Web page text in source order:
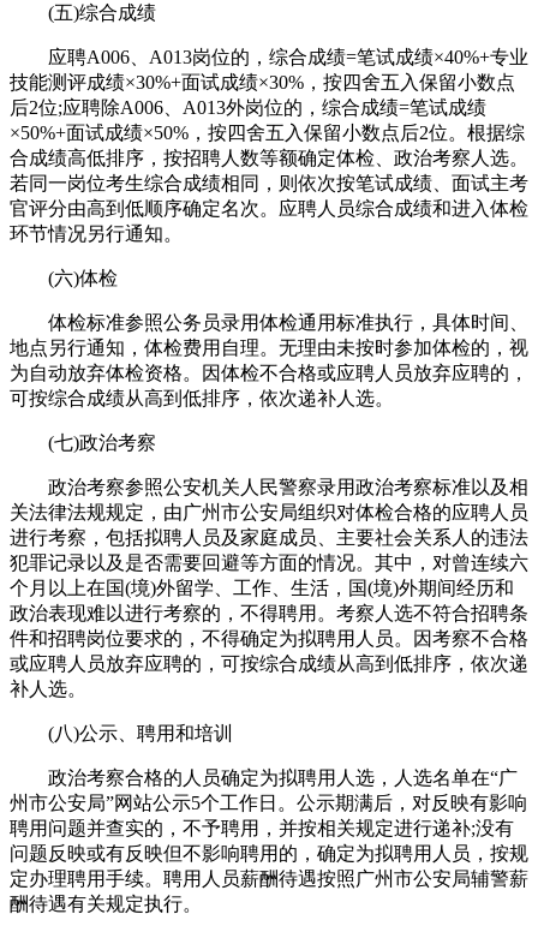
(五)综合成绩
应聘A006、A013岗位的，综合成绩=笔试成绩×40%+专业
技能测评成绩×30%+面试成绩×30%，按四舍五入保留小数点
后2位;应聘除A006、A013外岗位的，综合成绩=笔试成绩
×50%+面试成绩×50%，按四舍五入保留小数点后2位。根据综
合成绩高低排序，按招聘人数等额确定体检、政治考察人选。
若同一岗位考生综合成绩相同，则依次按笔试成绩、面试主考
官评分由高到低顺序确定名次。应聘人员综合成绩和进入体检
环节情况另行通知。
(六)体检
体检标准参照公务员录用体检通用标准执行，具体时间、
地点另行通知，体检费用自理。无理由未按时参加体检的，视
为自动放弃体检资格。因体检不合格或应聘人员放弃应聘的，
可按综合成绩从高到低排序，依次递补人选。
(七)政治考察
政治考察参照公安机关人民警察录用政治考察标准以及相
关法律法规规定，由广州市公安局组织对体检合格的应聘人员
进行考察，包括拟聘人员及家庭成员、主要社会关系人的违法
犯罪记录以及是否需要回避等方面的情况。其中，对曾连续六
个月以上在国(境)外留学、工作、生活，国(境)外期间经历和
政治表现难以进行考察的，不得聘用。考察人选不符合招聘条
件和招聘岗位要求的，不得确定为拟聘用人员。因考察不合格
或应聘人员放弃应聘的，可按综合成绩从高到低排序，依次递
补人选。
(八)公示、聘用和培训
政治考察合格的人员确定为拟聘用人选，人选名单在“广
州市公安局”网站公示5个工作日。公示期满后，对反映有影响
聘用问题并查实的，不予聘用，并按相关规定进行递补;没有
问题反映或有反映但不影响聘用的，确定为拟聘用人员，按规
定办理聘用手续。聘用人员薪酬待遇按照广州市公安局辅警薪
酬待遇有关规定执行。